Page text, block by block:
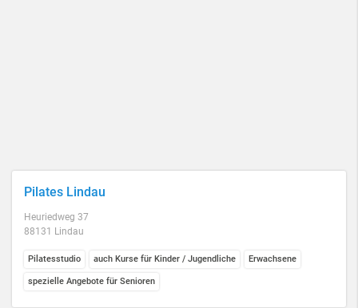
Pilates Lindau
Heuriedweg 37
88131 Lindau
Pilatesstudio auch Kurse für Kinder / Jugendliche Erwachsene
spezielle Angebote für Senioren